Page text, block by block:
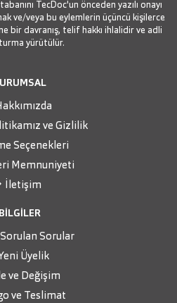
TecDoc'un önceden yazılı onayı
ve/veya bu eylemlerin üçüncü kişilerce
bir davranış, telif hakkı ihlalidir ve adli
yürütülür.
ve Gizlilik
Seçenekleri
Memnuniyeti
İletişim
BİLGİLER
Sorulan Sorular
Üyelik
ve Değişim
ve Teslimat